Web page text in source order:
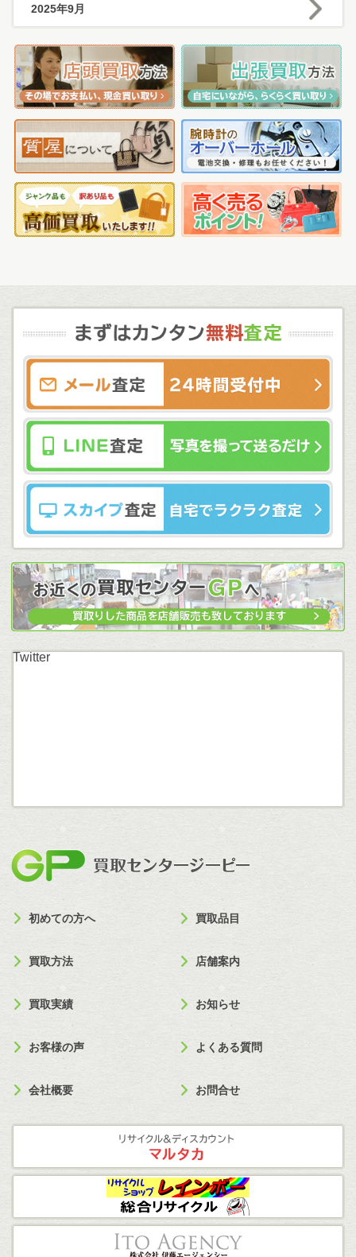
2025年9月
Twitter
初めての方へ 買取品目
買取方法 店舗案内
買取実績 お知らせ
お客様の声 よくある質問
会社概要 お問合せ